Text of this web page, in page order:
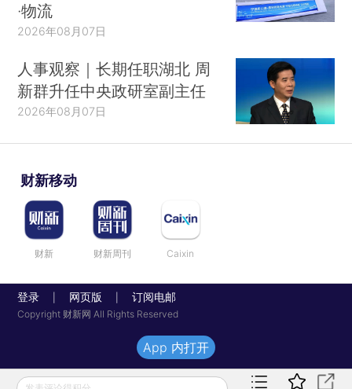
·物流
2026年08月07日
人事观察｜长期任职湖北 周
新群升任中央政研室副主任
2026年08月07日
财新移动
财新 财新周刊 Caixin
登录 网页版 订阅电邮
Copyright 财新网 All Rights Reserved
App 内打开